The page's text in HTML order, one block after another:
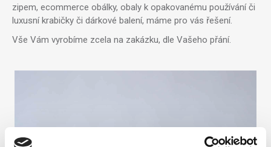
zipem, ecommerce obálky, obaly k opakovanému používání či
luxusní krabičky či dárkové balení, máme pro vás řešení.
Vše Vám vyrobíme zcela na zakázku, dle Vašeho přání.